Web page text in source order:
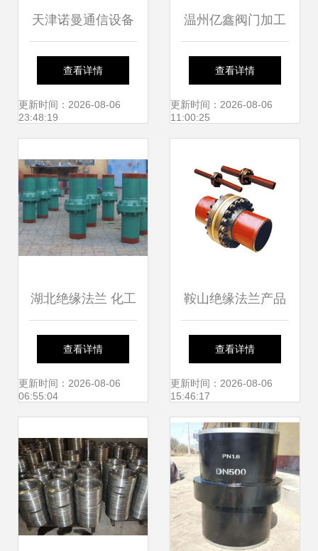
天津诺曼通信设备
厂 优质绝缘法兰及
通信配件批发供应
查看详情
更新时间：2026-08-06
23:48:19
温州亿鑫阀门加工
厂主推Q41F铸钢
球阀与WCB法兰球
高品质管道解决方
案
查看详情
更新时间：2026-08-06
11:00:25
湖北绝缘法兰 化工
管道安全与环保的
双重保障
查看详情
更新时间：2026-08-06
06:55:04
鞍山绝缘法兰产品
规格、供应厂家及
壁厚详解
查看详情
更新时间：2026-08-06
15:46:17